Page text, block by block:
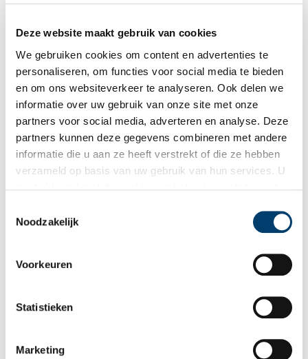
Deze website maakt gebruik van cookies
We gebruiken cookies om content en advertenties te
personaliseren, om functies voor social media te bieden
en om ons websiteverkeer te analyseren. Ook delen we
informatie over uw gebruik van onze site met onze
partners voor social media, adverteren en analyse. Deze
partners kunnen deze gegevens combineren met andere
informatie die u aan ze heeft verstrekt of die ze hebben
verzameld op basis van uw gebruik van hun services. U
Noodzakelijk
Voorkeuren
Statistieken
Marketing
Aanleg van het Noordzeekanaal. Aanleg van het Noordzeekanaal, door J.C. Greive,
1872. Beeld: Collectie Stichting Provinciale Atlas Noord-Holland
Amsterdam afgesloten van het IJ
Ondanks de economische opbloei zou Amsterdam niet
onverdeeld gelukkig zijn met de gevolgen van de komst van het
Noordzeekanaal. De verbinding met het IJ en de Zuiderzee was
voor het gevoel van de Amsterdammers verbroken. Door de bouw
vanuit de stad op het zo veelbezongen Amsterdamse havenfront.